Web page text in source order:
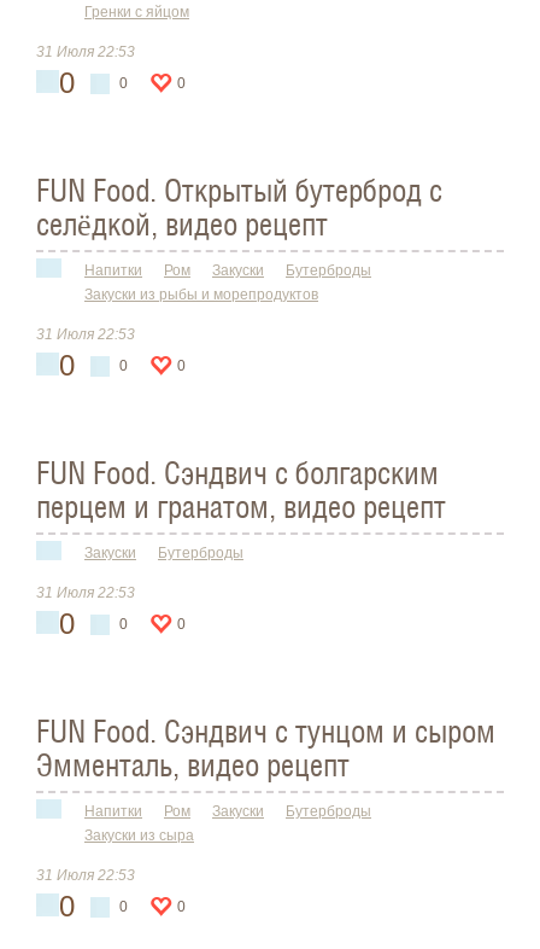
Гренки с яйцом
31 Июля 22:53
0 0 0
FUN Food. Открытый бутерброд с
селёдкой, видео рецепт
Напитки Ром Закуски
Бутерброды
Закуски из рыбы и морепродуктов
31 Июля 22:53
0 0 0
FUN Food. Сэндвич с болгарским
перцем и гранатом, видео рецепт
Закуски Бутерброды
31 Июля 22:53
0 0 0
FUN Food. Сэндвич с тунцом и сыром
Эмменталь, видео рецепт
Напитки Ром Закуски
Бутерброды
Закуски из сыра
31 Июля 22:53
0 0 0